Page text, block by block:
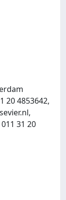
20 4853642,
,
31 20